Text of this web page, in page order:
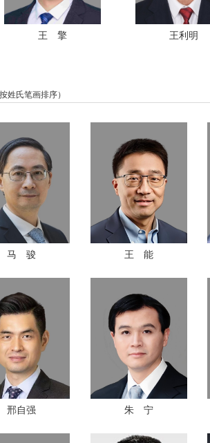
王 擎 王利明
姓氏笔画排序）
马 骏 王 能
邢自强 朱 宁